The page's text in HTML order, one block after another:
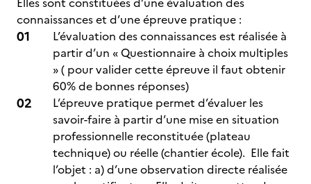
connaissances et d’une épreuve pratique :
L’évaluation des connaissances est réalisée à
partir d’un « Questionnaire à choix multiples
» ( pour valider cette épreuve il faut obtenir
60% de bonnes réponses)
L’épreuve pratique permet d’évaluer les
savoir-faire à partir d’une mise en situation
professionnelle reconstituée (plateau
technique) ou réelle (chantier école). Elle fait
l’objet : a) d’une observation directe réalisée